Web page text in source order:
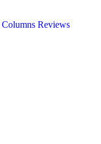
Columns Reviews